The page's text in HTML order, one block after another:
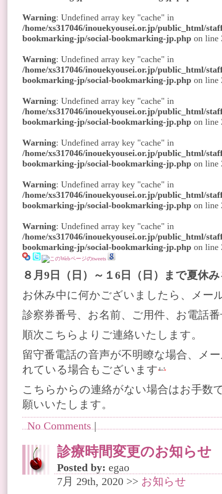
Warning: Undefined array key "cache" in
/home/xs317046/inouekyousei.or.jp/public_html/
bookmarking-jp/social-bookmarking-jp.php on line
Warning: Undefined array key "cache" in
/home/xs317046/inouekyousei.or.jp/public_html/
bookmarking-jp/social-bookmarking-jp.php on line
Warning: Undefined array key "cache" in
/home/xs317046/inouekyousei.or.jp/public_html/
bookmarking-jp/social-bookmarking-jp.php on line
Warning: Undefined array key "cache" in
/home/xs317046/inouekyousei.or.jp/public_html/
bookmarking-jp/social-bookmarking-jp.php on line
Warning: Undefined array key "cache" in
/home/xs317046/inouekyousei.or.jp/public_html/
bookmarking-jp/social-bookmarking-jp.php on line
Warning: Undefined array key "cache" in
/home/xs317046/inouekyousei.or.jp/public_html/
bookmarking-jp/social-bookmarking-jp.php on line
８月9 日（日）～ １6 日（日）
まで夏休
お休み中に何かございましたら、メー
診察券番号、お名前、ご用件、お電話
順次こちらよりご連絡いたします。
留守番電話の音声が不明瞭な場合、メ
れている場合もございます
こちらからの連絡がない場合はお手数
願いいたします。
No Comments|
診療時間変更のお知らせ
Posted by: egao
7月 29th, 2020 >> お知らせ